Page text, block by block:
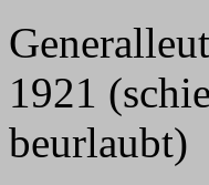
1921
beurlaubt)